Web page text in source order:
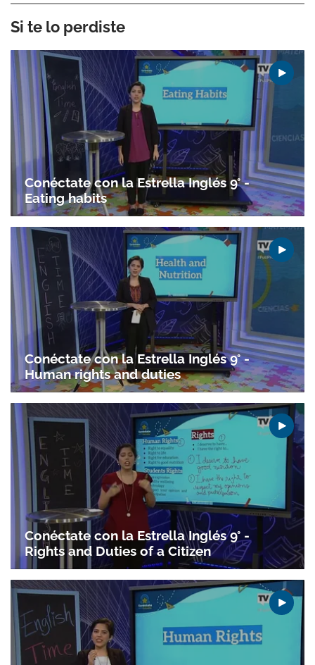
Gracias por suscribirte a nuestro boletín.
ACEPTAR
Si te lo perdiste
Conéctate con la Estrella Inglés 9° -
Eating habits
Conéctate con la Estrella Inglés 9° -
Human rights and duties
Conéctate con la Estrella Inglés 9° -
Rights and Duties of a Citizen